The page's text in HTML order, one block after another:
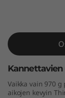
1
3
Vaikka vain 970 g
aikojen kevyin